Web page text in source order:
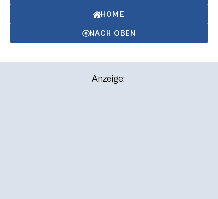
HOME
NACH OBEN
Anzeige: